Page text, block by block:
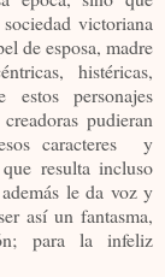
victoriana
de esposa, madre
histéricas,
estos personajes
pudieran
caracteres y
resulta incluso
le da voz y
así un fantasma,
para la infeliz